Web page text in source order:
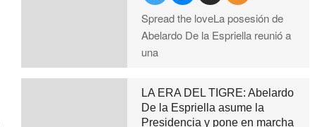
Spread the loveLa posesión de
Abelardo De la Espriella reunió a
una
LA ERA DEL TIGRE: Abelardo
De la Espriella asume la
Presidencia y pone en marcha